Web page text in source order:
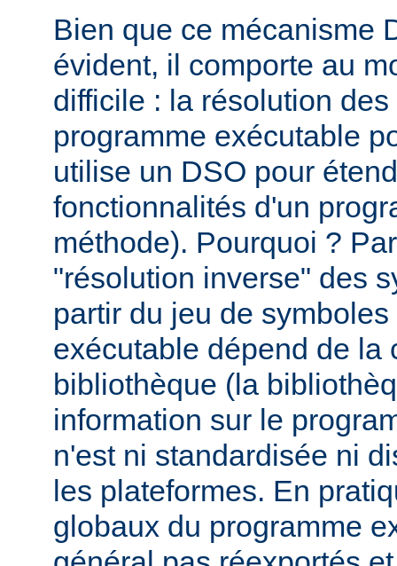
Bien que ce mécanisme
évident, il comporte au
difficile : la résolution
programme exécutable
utilise un DSO pour
fonctionnalités d'un
méthode). Pourquoi ?
"résolution inverse" des
partir du jeu de
exécutable dépend de la
bibliothèque (la
information sur le
n'est ni standardisée ni
les plateformes. En
globaux du programme